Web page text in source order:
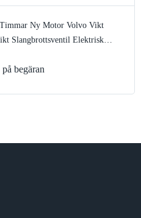
Timmar Ny Motor Volvo Vikt
Slangbrottsventil Elektrisk
begäran